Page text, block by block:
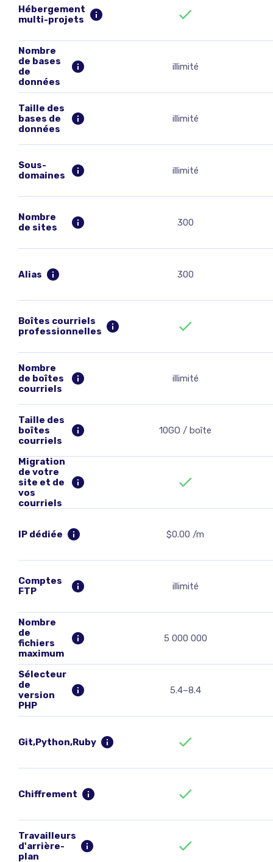
Hébergement
multi-projets
Nombre
de bases
de
données
Taille des
bases de
données
Sous-
domaines
Nombre
de sites
Alias
Boîtes courriels
professionnelles
Nombre
de boîtes
courriels
Taille des
boîtes
courriels
Migration
de votre
site et de
vos
courriels
IP dédiée
Comptes
FTP
Nombre
de
fichiers
maximum
Sélecteur
de
version
PHP
Git,Python,Ruby
Chiffrement
Travailleurs
d'arrière-
plan
illimité
illimité
illimité
300
300
illimité
10GO / boîte
$0.00 /m
illimité
5 000 000
5.4–8.4